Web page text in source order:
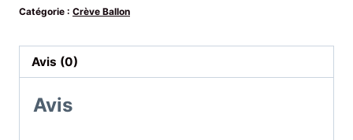
Catégorie : Crève Ballon
Avis (0)
Avis